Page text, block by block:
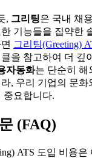
, 그리팅은 국내 채
기능들을 집약한
그리팅(Greeting)
을 참고하여 더 깊
자동화는 단순히 해
, 우리 기업의 문화
중요합니다.
(FAQ)
ATS 도입 비용은